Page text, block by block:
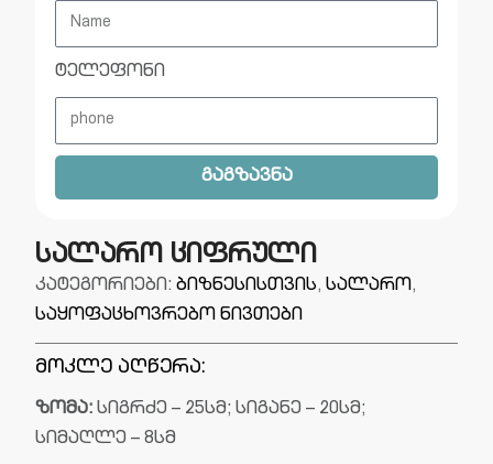
ტელეფონი
გაგზავნა
სალარო ციფრული
კატეგორიები: ბიზნესისთვის,სალარო,
საყოფაცხოვრებო ნივთები
მოკლე აღწერა:
ზომა: სიგრძე – 25სმ; სიგანე – 20სმ;
სიმაღლე – 8სმ